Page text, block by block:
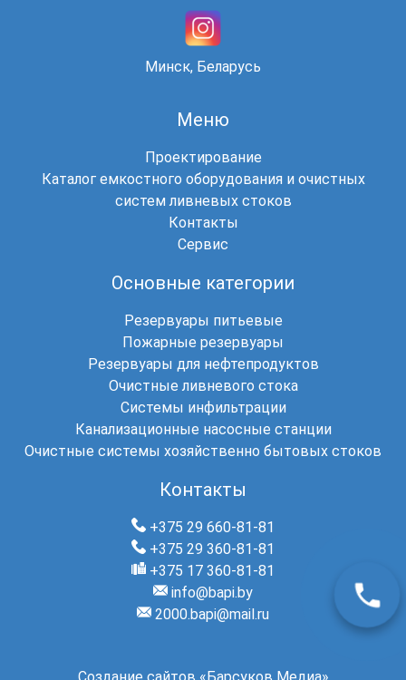
Минск, Беларусь
Меню
Проектирование
Каталог емкостного оборудования и очистных
систем ливневых стоков
Контакты
Сервис
Основные категории
Резервуары питьевые
Пожарные резервуары
Резервуары для нефтепродуктов
Очистные ливневого стока
Системы инфильтрации
Канализационные насосные станции
Очистные системы хозяйственно бытовых стоков
Контакты
+375 29 660-81-81
+375 29 360-81-81
+375 17 360-81-81
info@bapi.by
2000.bapi@mail.ru
Создание сайтов «Барсуков Медиа»